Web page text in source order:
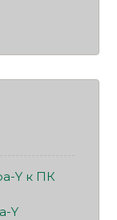
Y к ПК
Y